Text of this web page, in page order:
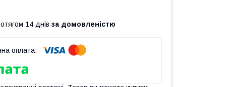
14 днів за домовленістю